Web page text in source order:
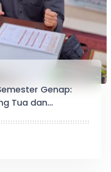
Genap:
Tua dan